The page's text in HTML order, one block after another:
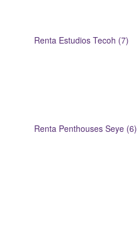
Renta Estudios Tecoh (7)
Renta Penthouses Seye (6)